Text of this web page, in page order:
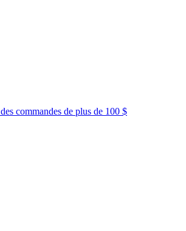
des commandes de plus de 100 $